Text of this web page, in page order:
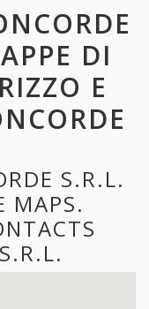
DI
E
S.R.L.
MAPS.